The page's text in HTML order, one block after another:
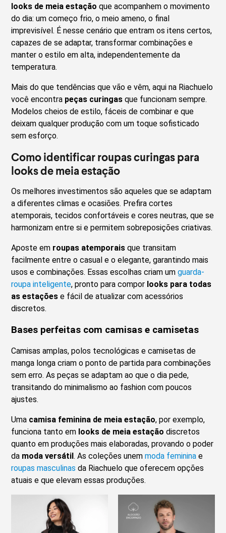
looks de meia estação que acompanhem o movimento
do dia: um começo frio, o meio ameno, o final
imprevisível. É nesse cenário que entram os itens certos,
capazes de se adaptar, transformar combinações e
manter o estilo em alta, independentemente da
temperatura.
Mais do que tendências que vão e vêm, aqui na Riachuelo
você encontra peças curingas que funcionam sempre.
Modelos cheios de estilo, fáceis de combinar e que
deixam qualquer produção com um toque sofisticado
sem esforço.
Como identificar roupas curingas para
looks de meia estação
Os melhores investimentos são aqueles que se adaptam
a diferentes climas e ocasiões. Prefira cortes
atemporais, tecidos confortáveis e cores neutras, que se
harmonizam entre si e permitem sobreposições criativas.
Aposte em roupas atemporais que transitam
facilmente entre o casual e o elegante, garantindo mais
usos e combinações. Essas escolhas criam umguarda-
roupa inteligente, pronto para compor looks para todas
as estações e fácil de atualizar com acessórios
discretos.
Bases perfeitas com camisas e camisetas
Camisas amplas, polos tecnológicas e camisetas de
manga longa criam o ponto de partida para combinações
sem erro. As peças se adaptam ao que o dia pede,
transitando do minimalismo ao fashion com poucos
ajustes.
Uma camisa feminina de meia estação, por exemplo,
funciona tanto em looks de meia estação discretos
quanto em produções mais elaboradas, provando o poder
da moda versátil. As coleções unemmoda feminina e
roupas masculinas da Riachuelo que oferecem opções
atuais e que elevam essas produções.